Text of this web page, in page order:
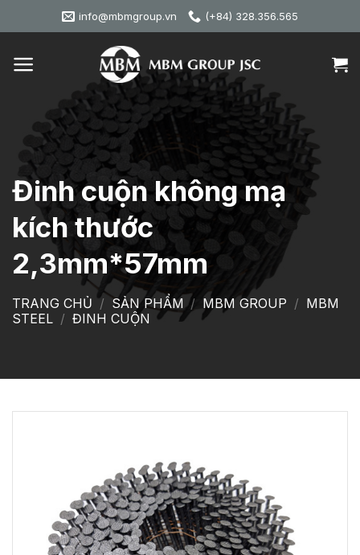
to
info@mbmgroup.vn (+84) 328.356.565
Đinh cuộn không mạ
kích thước
2,3mm*57mm
TRANG CHỦ / SẢN PHẨM / MBM GROUP / MBM
STEEL / ĐINH CUỘN